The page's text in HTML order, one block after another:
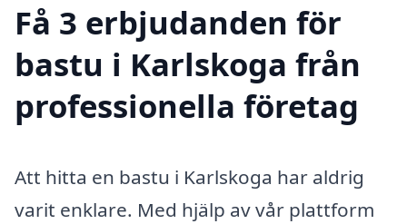
Få 3 erbjudanden för
bastu i Karlskoga från
professionella företag
Att hitta en bastu i Karlskoga har aldrig
varit enklare. Med hjälp av vår plattform